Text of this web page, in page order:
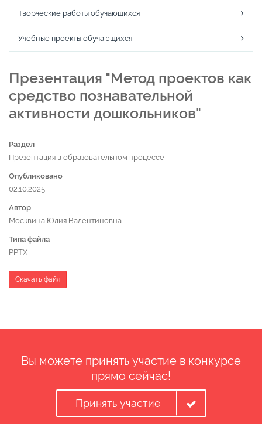
Творческие работы обучающихся
Учебные проекты обучающихся
Презентация "Метод проектов как
средство познавательной
активности дошкольников"
Раздел
Презентация в образовательном процессе
Опубликовано
02.10.2025
Автор
Москвина Юлия Валентиновна
Типа файла
PPTX
Скачать файл
Вы можете принять участие в конкурсе
прямо сейчас!
Принять участие